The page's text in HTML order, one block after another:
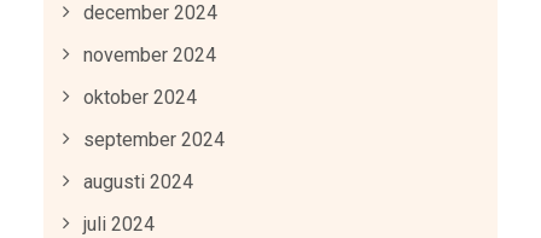
december 2024
november 2024
oktober 2024
september 2024
augusti 2024
juli 2024